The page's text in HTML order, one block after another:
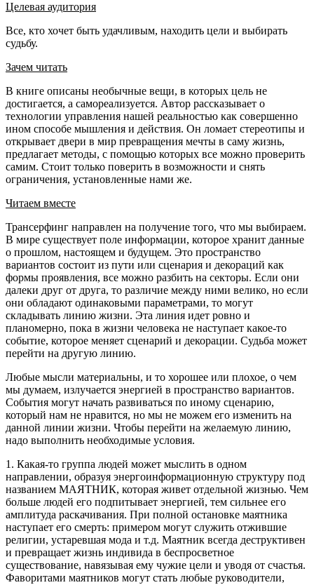
Целевая аудитория
Все, кто хочет быть удачливым, находить цели и выбирать
судьбу.
Зачем читать
В книге описаны необычные вещи, в которых цель не
достигается, а самореализуется. Автор рассказывает о
технологии управления нашей реальностью как совершенно
ином способе мышления и действия. Он ломает стереотипы и
открывает двери в мир превращения мечты в саму жизнь,
предлагает методы, с помощью которых все можно проверить
самим. Стоит только поверить в возможности и снять
ограничения, установленные нами же.
Читаем вместе
Трансерфинг направлен на получение того, что мы выбираем.
В мире существует поле информации, которое хранит данные
о прошлом, настоящем и будущем. Это пространство
вариантов состоит из пути или сценария и декораций как
формы проявления, все можно разбить на секторы. Если они
далеки друг от друга, то различие между ними велико, но если
они обладают одинаковыми параметрами, то могут
складывать линию жизни. Эта линия идет ровно и
планомерно, пока в жизни человека не наступает какое-то
событие, которое меняет сценарий и декорации. Судьба может
перейти на другую линию.
Любые мысли материальны, и то хорошее или плохое, о чем
мы думаем, излучается энергией в пространство вариантов.
События могут начать развиваться по иному сценарию,
который нам не нравится, но мы не можем его изменить на
данной линии жизни. Чтобы перейти на желаемую линию,
надо выполнить необходимые условия.
1. Какая-то группа людей может мыслить в одном
направлении, образуя энергоинформационную структуру под
названием МАЯТНИК, которая живет отдельной жизнью. Чем
больше людей его подпитывает энергией, тем сильнее его
амплитуда раскачивания. При полной остановке маятника
наступает его смерть: примером могут служить отжившие
религии, устаревшая мода и т.д. Маятник всегда деструктивен
и превращает жизнь индивида в беспросветное
существование, навязывая ему чужие цели и уводя от счастья.
Фаворитами маятников могут стать любые руководители,